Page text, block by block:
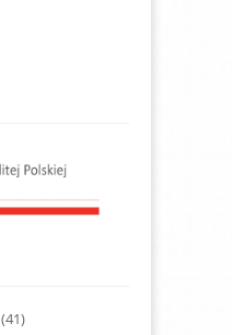
(41)